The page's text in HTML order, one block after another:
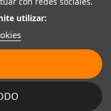
utilizar: